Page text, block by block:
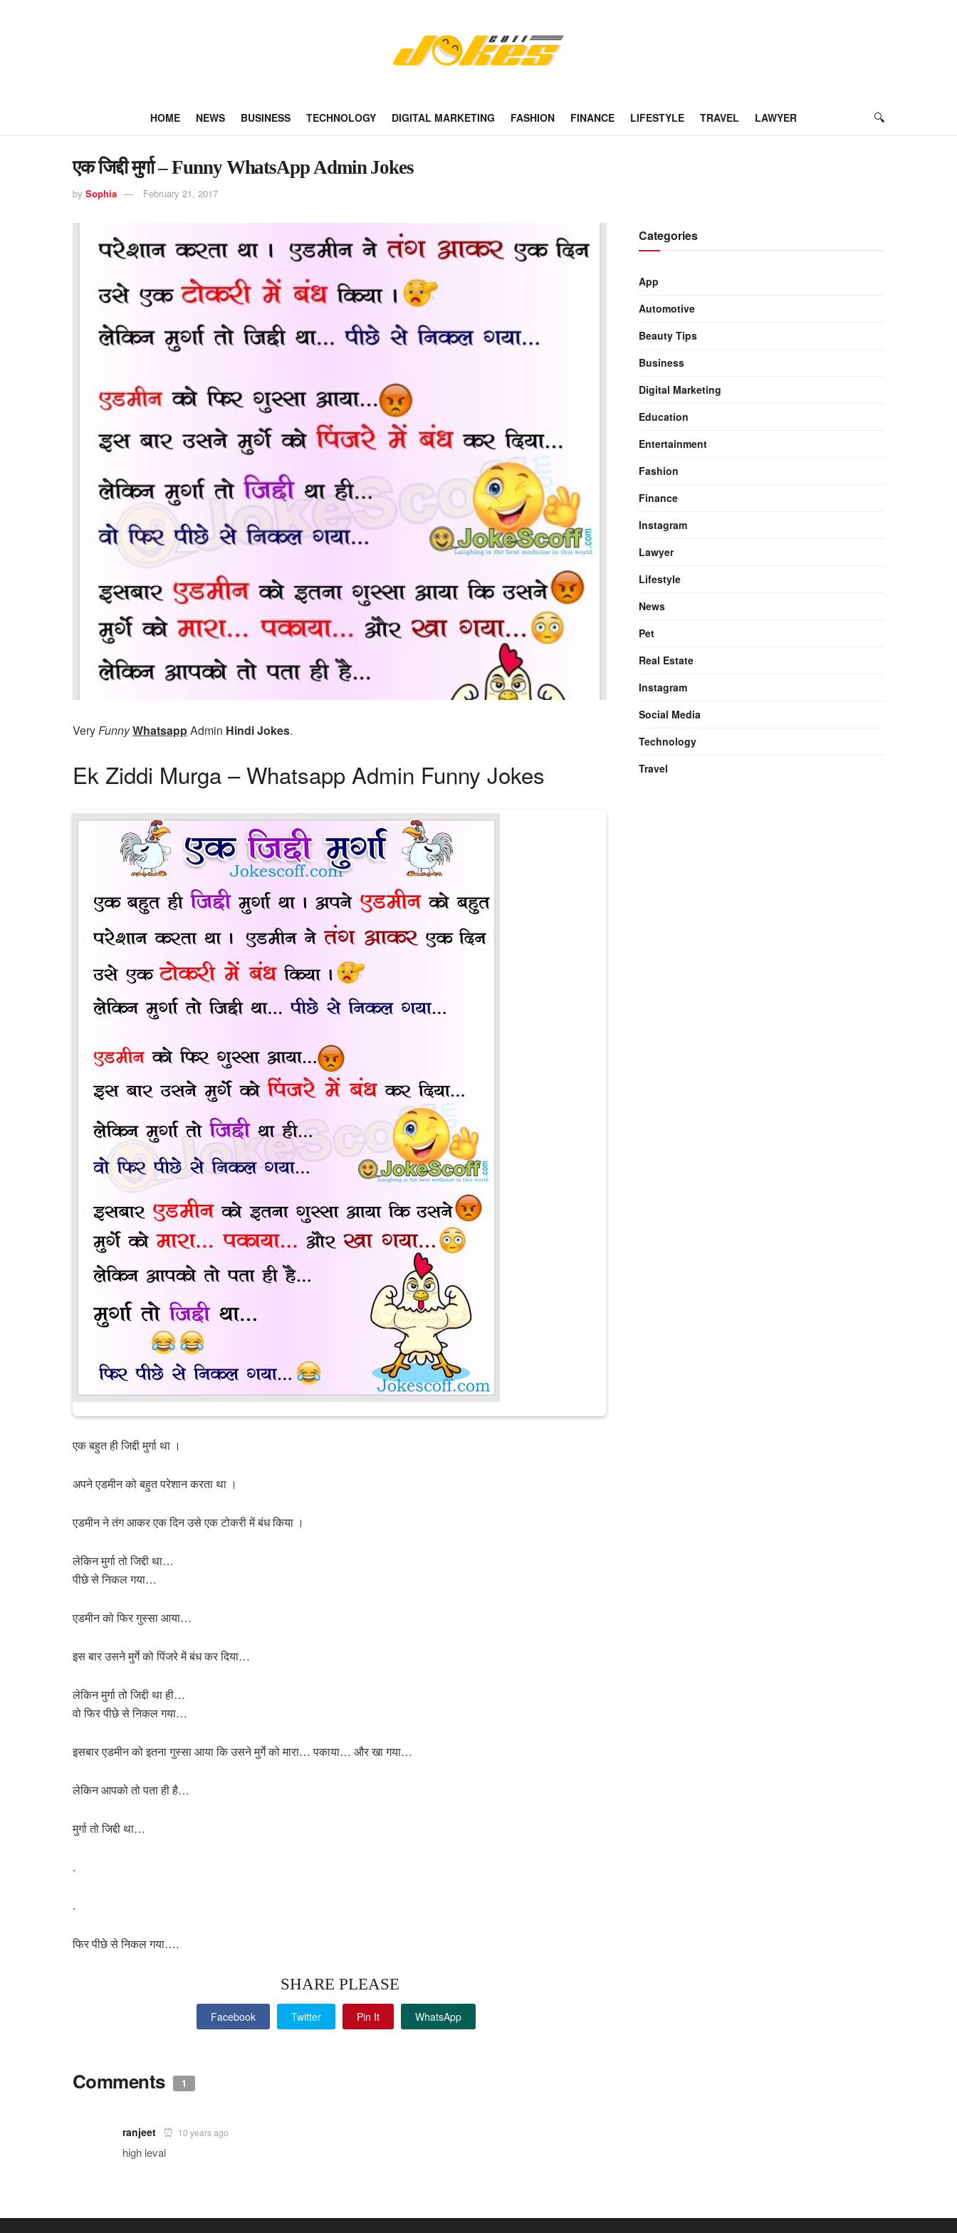
HOME NEWS BUSINESS TECHNOLOGY DIGITAL MARKETING FASHION FINANCE LIFESTYLE TRAVEL LAWYER
एक जिद्दी मुर्गा – Funny WhatsApp Admin Jokes
by Sophia February 21, 2017
VeryFunnyWhatsappAdmin Hindi Jokes.
Ek Ziddi Murga – Whatsapp Admin Funny Jokes
एक बहुत ही जिद्दी मुर्गा था ।
अपने एडमीन को बहुत परेशान करता था ।
एडमीन ने तंग आकर एक दिन उसे एक टोकरी में बंध किया ।
लेकिन मुर्गा तो जिद्दी था…
पीछे से निकल गया…
एडमीन को फिर गुस्सा आया…
इस बार उसने मुर्गे को पिंजरे में बंध कर दिया…
लेकिन मुर्गा तो जिद्दी था ही…
वो फिर पीछे से निकल गया…
इसबार एडमीन को इतना गुस्सा आया कि उसने मुर्गे को मारा… पकाया… और खा गया…
लेकिन आपको तो पता ही है…
मुर्गा तो जिद्दी था…
.
.
फिर पीछे से निकल गया….
SHARE PLEASE
Facebook Twitter Pin It WhatsApp
Comments 1
ranjeet 10 years ago
high leval
Categories
App
Automotive
Beauty Tips
Business
Digital Marketing
Education
Entertainment
Fashion
Finance
Instagram
Lawyer
Lifestyle
News
Pet
Real Estate
Instagram
Social Media
Technology
Travel